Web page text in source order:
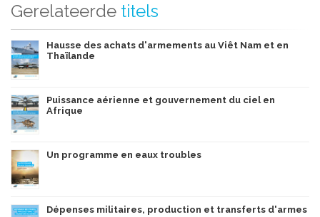
Gerelateerde titels
Hausse des achats d'armements au Viêt Nam et en
Thaïlande
Puissance aérienne et gouvernement du ciel en
Afrique
Un programme en eaux troubles
Dépenses militaires, production et transferts d'armes